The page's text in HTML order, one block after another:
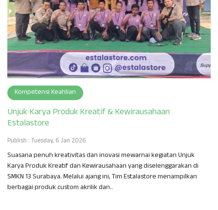
Kompetensi Keahlian
Unjuk Karya Produk Kreatif & Kewirausahaan
Estalastore
Publish : Tuesday, 6 Jan 2026
Suasana penuh kreativitas dan inovasi mewarnai kegiatan Unjuk
Karya Produk Kreatif dan Kewirausahaan yang diselenggarakan di
SMKN 13 Surabaya. Melalui ajang ini, Tim Estalastore menampilkan
berbagai produk custom akrilik dan..